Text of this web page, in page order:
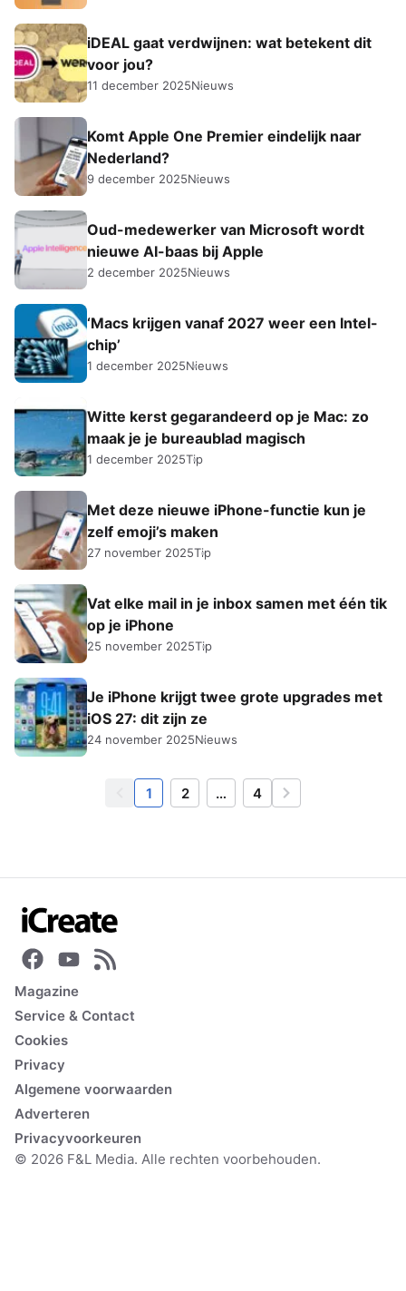
iDEAL gaat verdwijnen: wat betekent dit
voor jou?
11 december 2025Nieuws
Komt Apple One Premier eindelijk naar
Nederland?
9 december 2025Nieuws
Oud-medewerker van Microsoft wordt
nieuwe AI-baas bij Apple
2 december 2025Nieuws
‘Macs krijgen vanaf 2027 weer een Intel-
chip’
1 december 2025Nieuws
Witte kerst gegarandeerd op je Mac: zo
maak je je bureaublad magisch
1 december 2025Tip
Met deze nieuwe iPhone-functie kun je
zelf emoji’s maken
27 november 2025Tip
Vat elke mail in je inbox samen met één tik
op je iPhone
25 november 2025Tip
Je iPhone krijgt twee grote upgrades met
iOS 27: dit zijn ze
24 november 2025Nieuws
Vorige
1 2 … 4 Volgende
Magazine
Service & Contact
Cookies
Privacy
Algemene voorwaarden
Adverteren
Privacyvoorkeuren
© 2026 F&L Media. Alle rechten voorbehouden.